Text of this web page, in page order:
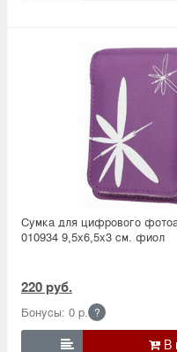
Сумка для цифрового
010934 9,5х6,5х3 см. фиол
220 руб.
Бонусы: 0 р. ?
